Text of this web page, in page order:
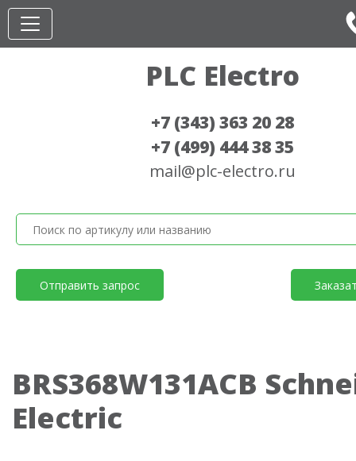
PLC Electro
+7 (343) 363 20 28
+7 (499) 444 38 35
mail@plc-electro.ru
Отправить запрос
BRS368W131ACB
Electric